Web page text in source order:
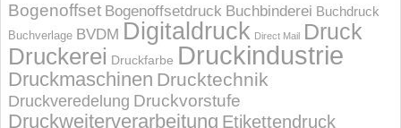
Bogenoffset Bogenoffsetdruck Buchbinderei Buchdruck
Buchverlage BVDM Digitaldruck Direct Mail Druck
Druckerei Druckfarbe Druckindustrie
Druckmaschinen Drucktechnik
Druckveredelung Druckvorstufe
Druckweiterverarbeitung Etikettendruck